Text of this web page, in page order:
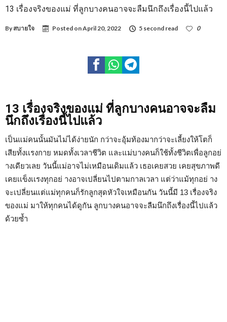
13 เรื่องจริงของแม่ ที่ลูกบางคนอาจจะลืมนึกถึงเรื่องนี้ไปแล้ว
By สบายใจ Posted onApril 20, 2022 5 second read
0
13 เรื่องจริงของแม่ ที่ลูกบางคนอาจจะลืม
นึกถึงเรื่องนี้ไปแล้ว
เป็นแม่คนนั้นมันไม่ได้ง่ายนัก กว่าจะอุ้มท้องมากว่าจะเลี้ยงให้โตก็
เสียทั้งเเรงกาย หมดทั้งเวลาชีวิต และแม่บางคนก็ใช้ทั้งชีวิตเพื่อลูกอย่
างเดียวเลย วันนี้แม่อาจไม่เหมือนเดิมแล้ว เธอเคยสวย เคยสุขภาพดี
เคยเเข็งเเรงทุกอย่ างอาจเปลี่ยนไปตามกาลเวลา แต่ว่าแม้ทุกอย่ าง
จะเปลี่ยนแต่แม่ทุกคนก็รักลูกสุดหัวใจเหมือนกัน วันนี้มี 13 เรื่องจริง
ของแม่ มาให้ทุกคนได้ดูกัน ลูกบางคนอาจจะลืมนึกถึงเรื่องนี้ไปแล้ว
ด้วยซ้ำ